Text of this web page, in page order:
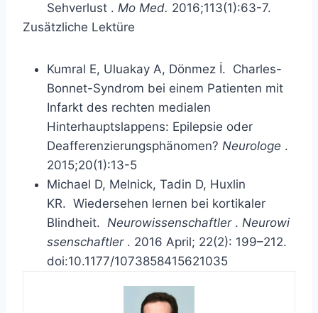
Sehverlust . Mo Med. 2016;113(1):63-7.
Zusätzliche Lektüre
Kumral E, Uluakay A, Dönmez İ. Charles-
Bonnet-Syndrom bei einem Patienten mit
Infarkt des rechten medialen
Hinterhauptslappens: Epilepsie oder
Deafferenzierungsphänomen? Neurologe .
2015;20(1):13-5
Michael D, Melnick, Tadin D, Huxlin
KR. Wiedersehen lernen bei kortikaler
Blindheit. Neurowissenschaftler. Neurowi
ssenschaftler. 2016 April; 22(2): 199–212.
doi:10.1177/1073858415621035